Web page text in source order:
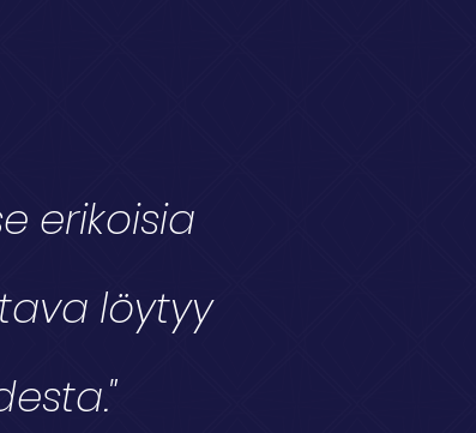
erikoisia
löytyy